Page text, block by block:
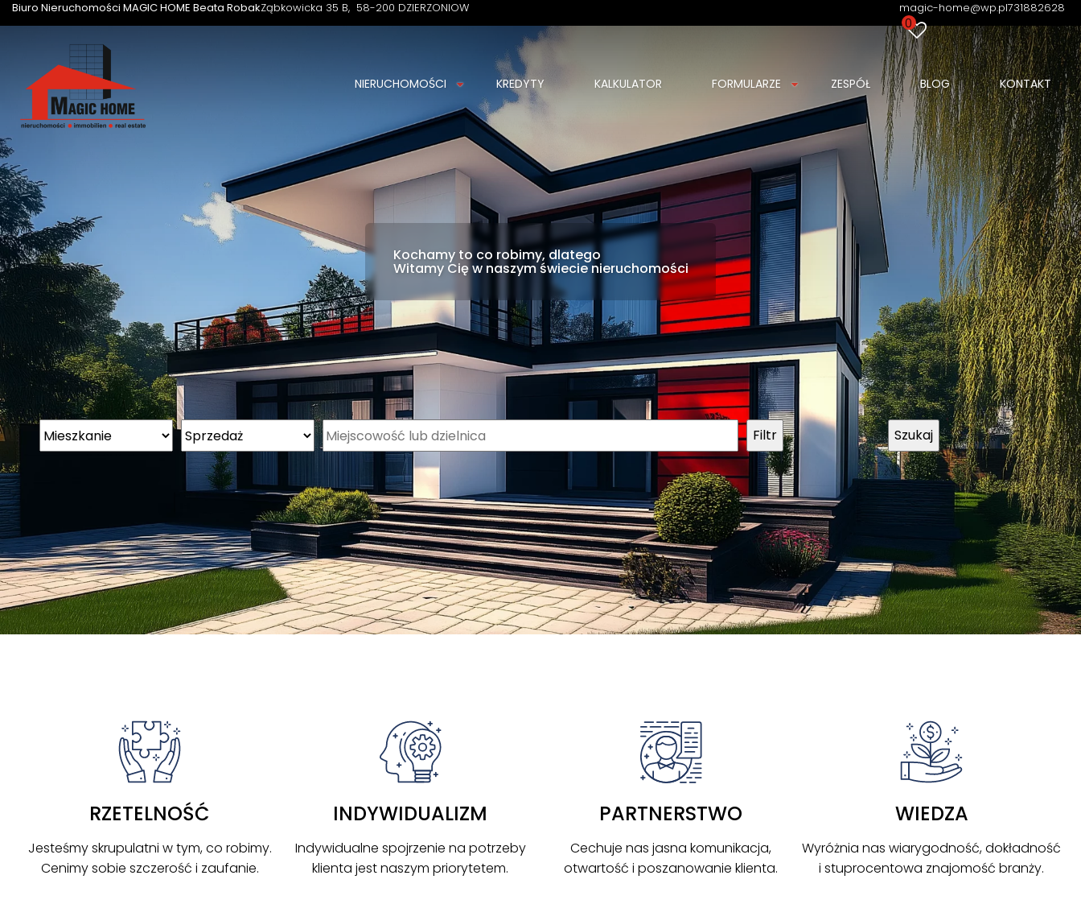
Biuro Nieruchomości MAGIC HOME Beata RobakZąbkowicka 35 B 58-200 DZIERZONIOW magic-home@wp.pl731882628
0
NIERUCHOMOŚCI KREDYTY KALKULATOR FORMULARZE ZESPÓŁ BLOG KONTAKT
Kochamy to co robimy, dlatego
Witamy Cię w naszym świecie nieruchomości
RZETELNOŚĆ
Jesteśmy skrupulatni w tym, co robimy.
Cenimy sobie szczerość i zaufanie.
INDYWIDUALIZM
Indywidualne spojrzenie na potrzeby
klienta jest naszym priorytetem.
PARTNERSTWO
Cechuje nas jasna komunikacja,
otwartość i poszanowanie klienta.
WIEDZA
Wyróżnia nas wiarygodność, dokładność
i stuprocentowa znajomość branży.